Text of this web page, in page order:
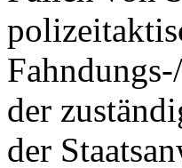
der
der